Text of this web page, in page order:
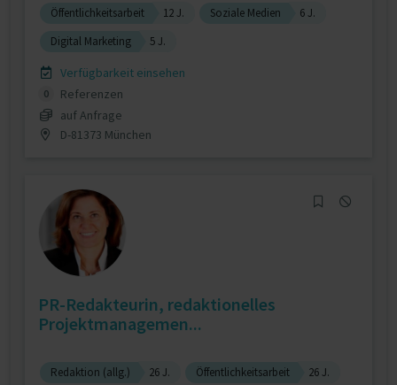
Öffentlichkeitsarbeit 12 J. Soziale Medien
6 J.
Digital Marketing
5 J.
Verfügbarkeit einsehen
0
Referenzen
auf Anfrage
D-81373 München
PR-Redakteurin, redaktionelles
Projektmanagemen...
Redaktion (allg.) 26 J. Öffentlichkeitsarbeit 26 J.